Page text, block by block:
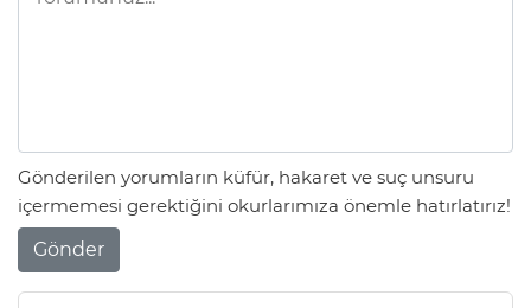
Gönderilen yorumların küfür, hakaret ve suç unsuru
içermemesi gerektiğini okurlarımıza önemle hatırlatırız!
Gönder